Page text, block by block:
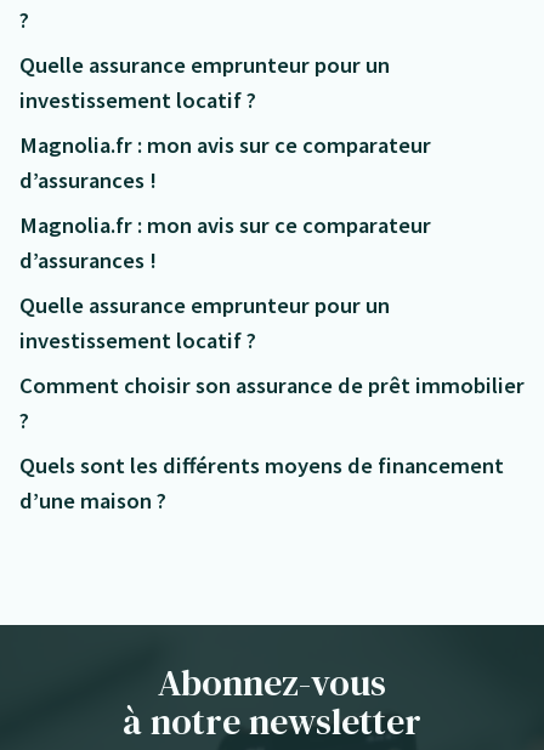
?
Quelle assurance emprunteur pour un
investissement locatif ?
Magnolia.fr : mon avis sur ce comparateur
d’assurances !
Magnolia.fr : mon avis sur ce comparateur
d’assurances !
Quelle assurance emprunteur pour un
investissement locatif ?
Comment choisir son assurance de prêt immobilier
?
Quels sont les différents moyens de financement
d’une maison ?
Abonnez-vous
à notre newsletter